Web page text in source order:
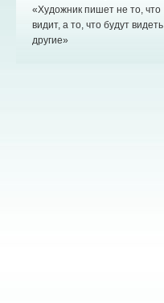
«Художник пишет не то, что
видит, а то, что будут видеть
другие»